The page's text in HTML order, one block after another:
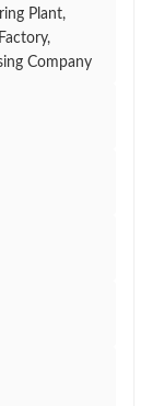
Plant,
Company